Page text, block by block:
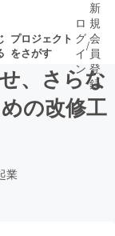
プロジェクト
をさがす
いプ
ロ
グ
イ
ン
/
新
規
会
員
登
録
、さらな
の改修工
業